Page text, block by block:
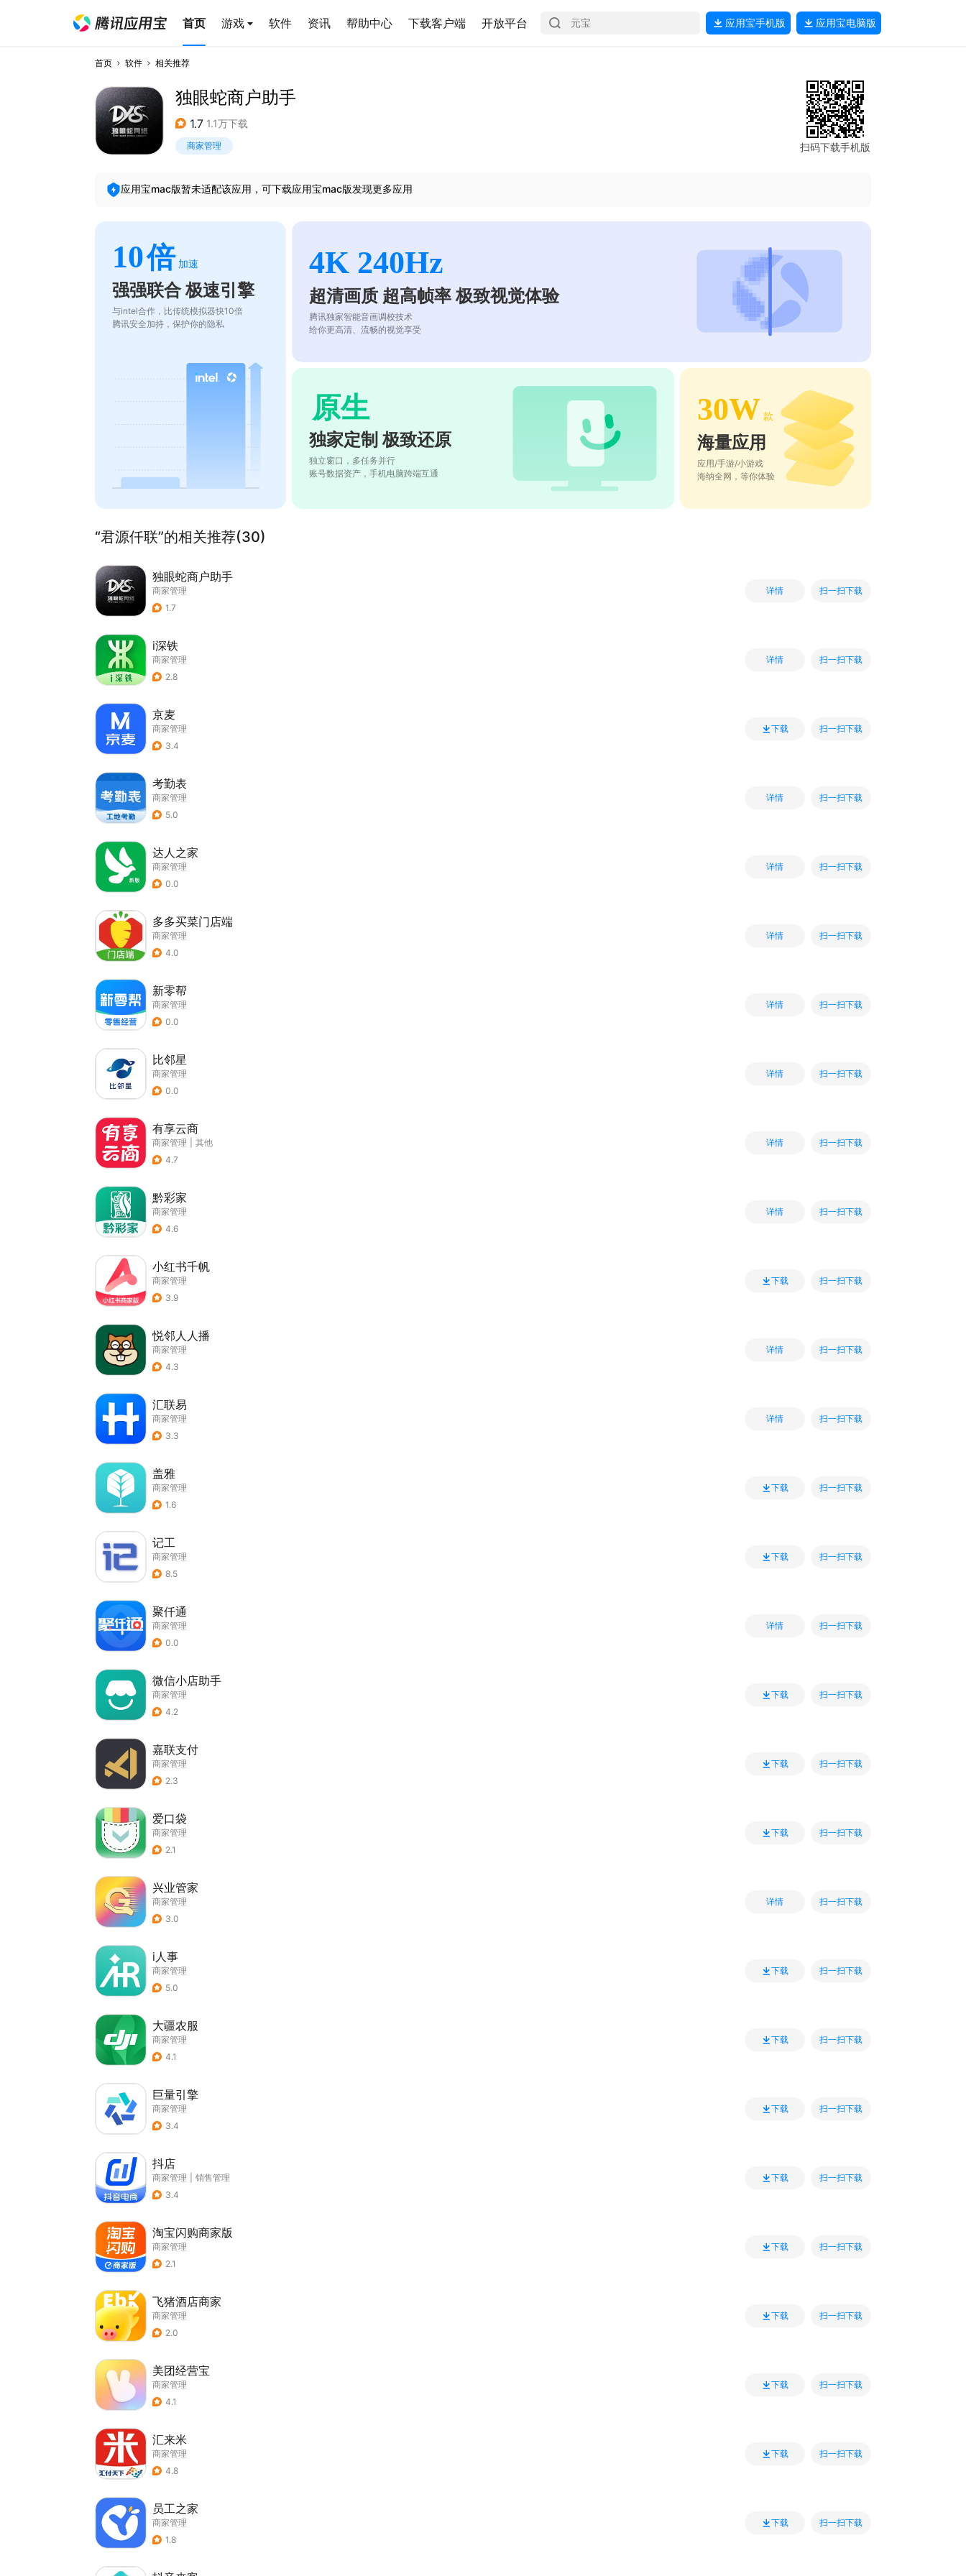
首页 游戏 软件 资讯 帮助中心 下载客户端 开放平台 应用宝手机版 应用宝电脑版
首页 软件 相关推荐
独眼蛇商户助手
1.7 1.1万下载
商家管理 扫码下载手机版
应用宝mac版暂未适配该应用，可下载应用宝mac版发现更多应用
10倍 加速
强强联合 极速引擎
与intel合作，比传统模拟器快10倍
腾讯安全加持，保护你的隐私
4K 240Hz
超清画质 超高帧率 极致视觉体验
腾讯独家智能音画调校技术
给你更高清、流畅的视觉享受
原生
独家定制 极致还原
独立窗口，多任务并行
账号数据资产，手机电脑跨端互通
30W 款
海量应用
应用/手游/小游戏
海纳全网，等你体验
“君源仟联”的相关推荐(30)
独眼蛇商户助手
商家管理
1.7
详情 扫一扫下载
i深铁
商家管理
2.8
详情 扫一扫下载
京麦
商家管理
3.4
下载 扫一扫下载
考勤表
商家管理
5.0
详情 扫一扫下载
达人之家
商家管理
0.0
详情 扫一扫下载
多多买菜门店端
商家管理
4.0
详情 扫一扫下载
新零帮
商家管理
0.0
详情 扫一扫下载
比邻星
商家管理
0.0
详情 扫一扫下载
有享云商
商家管理
其他
4.7
详情 扫一扫下载
黔彩家
商家管理
4.6
详情 扫一扫下载
小红书千帆
商家管理
3.9
下载 扫一扫下载
悦邻人人播
商家管理
4.3
详情 扫一扫下载
汇联易
商家管理
3.3
详情 扫一扫下载
盖雅
商家管理
1.6
下载 扫一扫下载
记工
商家管理
8.5
下载 扫一扫下载
聚仟通
商家管理
0.0
详情 扫一扫下载
微信小店助手
商家管理
4.2
下载 扫一扫下载
嘉联支付
商家管理
2.3
下载 扫一扫下载
爱口袋
商家管理
2.1
下载 扫一扫下载
兴业管家
商家管理
3.0
详情 扫一扫下载
i人事
商家管理
5.0
下载 扫一扫下载
大疆农服
商家管理
4.1
下载 扫一扫下载
巨量引擎
商家管理
3.4
下载 扫一扫下载
抖店
商家管理
销售管理
3.4
下载 扫一扫下载
淘宝闪购商家版
商家管理
2.1
下载 扫一扫下载
飞猪酒店商家
商家管理
2.0
下载 扫一扫下载
美团经营宝
商家管理
4.1
下载 扫一扫下载
汇来米
商家管理
4.8
下载 扫一扫下载
员工之家
商家管理
1.8
下载 扫一扫下载